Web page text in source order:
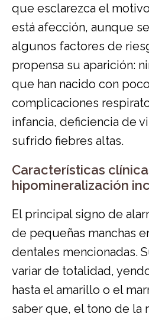
que esclarezca el
está afección, aunque
algunos factores de
propensa su aparición:
que han nacido con
complicaciones
infancia, deficiencia de
sufrido fiebres altas.
Características
hipomineralización
El principal signo de
de pequeñas manchas
dentales mencionadas.
variar de totalidad,
hasta el amarillo o el
saber que, el tono de la